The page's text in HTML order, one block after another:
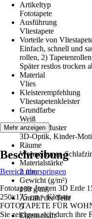
Artikeltyp
Fototapete
Ausführung
Vliestapete
Vorteile von
Einfach, schnell und
rollen, 2)
Später restlos trocken
Material
Vlies
Kleisterempfehlung
Vliestapetenkleister
Grundfarbe
Weiß
Dekor / Muster
3D-Optik, Kinder-
Räume
Wohnzimmer,
Materialstärke
2 mm
Gewicht (g/m²)
130 g/m²
Anzahl der Teile
5
Eigenschaft
Mehr anzeigen
Beschreibung
Bereich überspringen
Fototapete Jungen 3D Erde
250x175 cm + Kleister
FOTOTAPETE FÜR
Sie zeichnen sich durch ihre